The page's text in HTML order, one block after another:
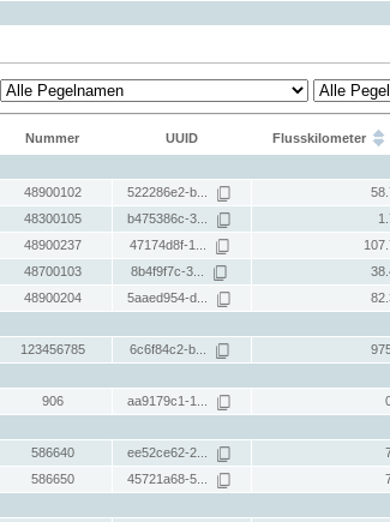
Nummer UUID Flusskilometer
48900102 522286e2-b...
48300105 b475386c-3...
48900237 47174d8f-1...
48700103 8b4f9f7c-3...
48900204 5aaed954-d...
123456785 6c6f84c2-b...
906 aa9179c1-1...
586640 ee52ce62-2...
586650 45721a68-5...